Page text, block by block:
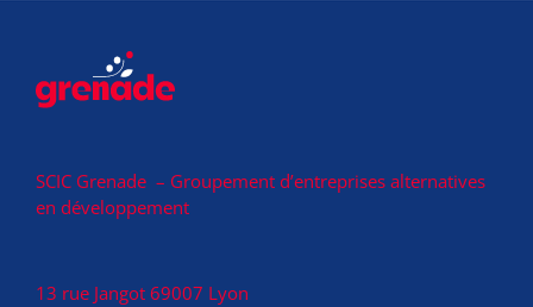
SCIC Grenade – Groupement d’entreprises alternatives
en développement
13 rue Jangot 69007 Lyon